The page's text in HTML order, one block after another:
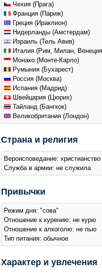
Чехия (Прага)
Франция (Париж)
Греция (Ираклион)
Нидерланды (Амстердам)
Израиль (Тель Авив)
Италия (Рим, Милан,
Монако (Монте-Карло)
Румыния (Бухарест)
Россия (Москва)
Испания (Мадрид)
Швейцария (Цюрих)
Тайланд (Бангкок)
Великобритания (Лондон)
Страна и религия
Вероисповедание: христианство
Служба в армии: не служила
Привычки
Режим дня: "сова"
Отношение к курению: не курю
Отношение к алкоголю: не пью
Тип питания: обычное
Характер и увлечения